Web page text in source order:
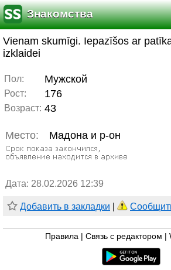
Знакомства
Vienam skumīgi. Iepazīšos ar
izklaidei
Пол: Мужской
Рост: 176
Возраст: 43
Место: Мадона и р-он
Дата: 28.02.2026 12:39
Добавить в закладки
Правила Связь с редактором